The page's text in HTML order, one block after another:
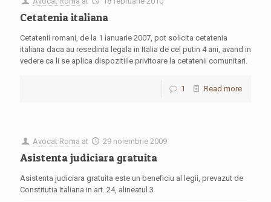
Cetatenia italiana
Cetatenii romani, de la 1 ianuarie 2007, pot solicita cetatenia
italiana daca au resedinta legala in Italia de cel putin 4 ani, avand in
vedere ca li se aplica dispozitiile privitoare la cetatenii comunitari.
1 Read more
Avocat Roma at 29 noiembrie 2009
Asistenta judiciara gratuita
Asistenta judiciara gratuita este un beneficiu al legii, prevazut de
Constitutia Italiana in art. 24, alineatul 3